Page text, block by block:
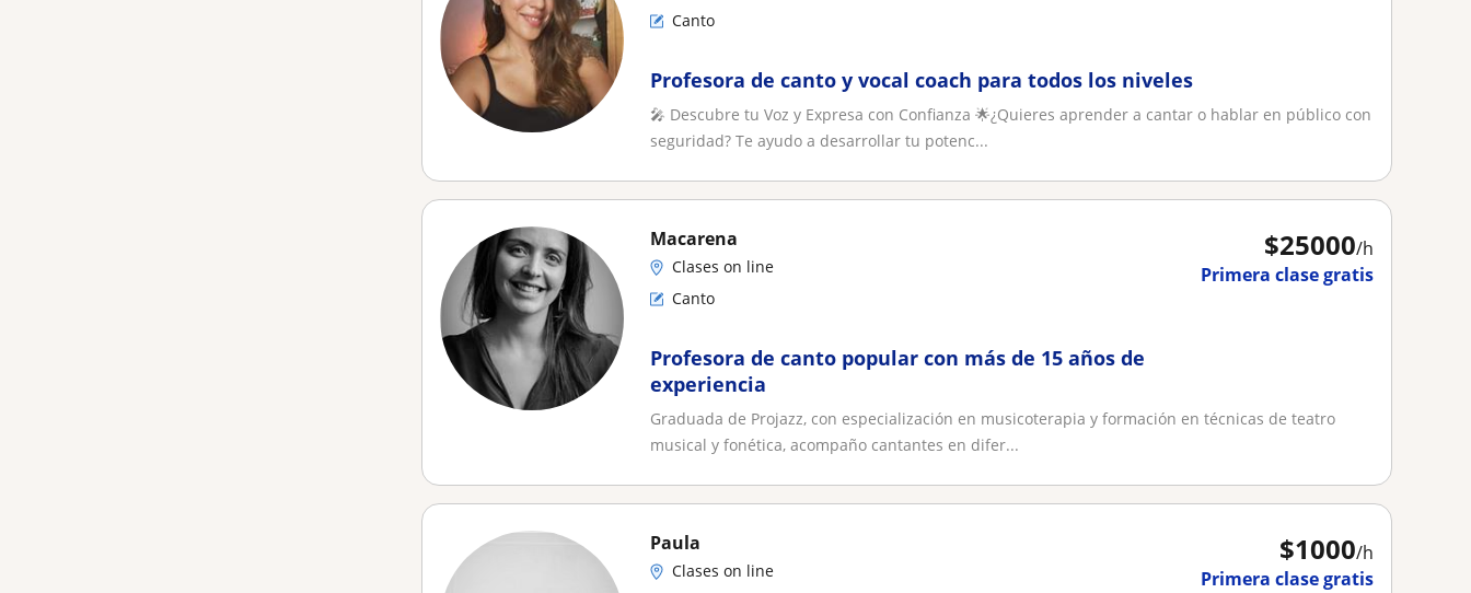
Canto
Profesora de canto y vocal coach para todos los niveles
🎤 Descubre tu Voz y Expresa con Confianza 🌟¿Quieres aprender a cantar o hablar en público con
seguridad? Te ayudo a desarrollar tu potenc...
$25000/h
Primera clase gratis
Macarena
Clases on line
Canto
Profesora de canto popular con más de 15 años de
experiencia
Graduada de Projazz, con especialización en musicoterapia y formación en técnicas de teatro
musical y fonética, acompaño cantantes en difer...
$1000/h
Primera clase gratis
Paula
Clases on line